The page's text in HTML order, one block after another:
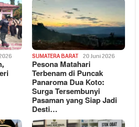
SUMATERA BARAT 20 Juni 2026
Pesona Matahari
Terbenam di Puncak
Panaroma Dua Koto:
Surga Tersembunyi
Pasaman yang Siap Jadi
Desti…